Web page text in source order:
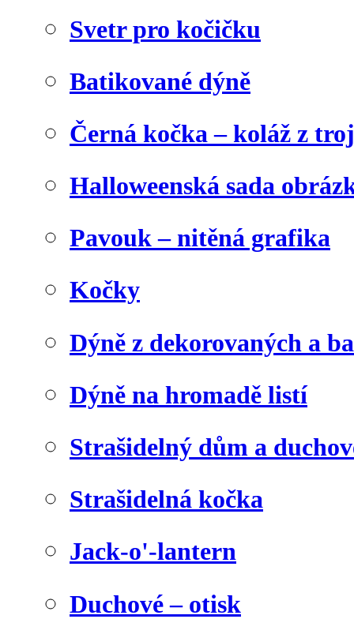
Svetr pro kočičku
Batikované dýně
Černá kočka – koláž z
Halloweenská sada
Pavouk – nitěná grafika
Kočky
Dýně z dekorovaných a
Dýně na hromadě listí
Strašidelný dům a
Strašidelná kočka
Jack-o'-lantern
Duchové – otisk